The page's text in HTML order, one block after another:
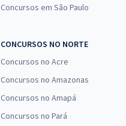
Concursos em São Paulo
CONCURSOS NO NORTE
Concursos no Acre
Concursos no Amazonas
Concursos no Amapá
Concursos no Pará